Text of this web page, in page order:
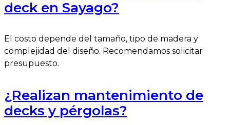
deck en Sayago?
El costo depende del tamaño, tipo de madera y
complejidad del diseño. Recomendamos solicitar
presupuesto.
¿Realizan mantenimiento de
decks y pérgolas?